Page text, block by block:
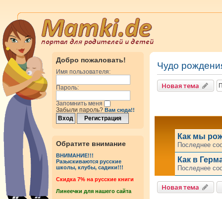
Добро пожаловать!
Имя пользователя:
Пароль:
Запомнить меня
Забыли пароль? Вам сюда!!
Обратите внимание
ВНИМАНИЕ!!!
Разыскиваются русские
школы, клубы, садики!!!
Cкидка 7% на русские книги
Линеечки для нашего сайта
Чудо
Новая тема
Как мы
Последнее
Как в
Последнее
Новая тема